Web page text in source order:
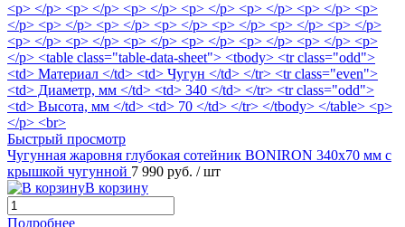
Быстрый просмотр
Чугунная жаровня глубокая сотейник BONIRON 340х70 мм c
крышкой чугунной 7 990 руб. / шт
В корзину
Подробнее